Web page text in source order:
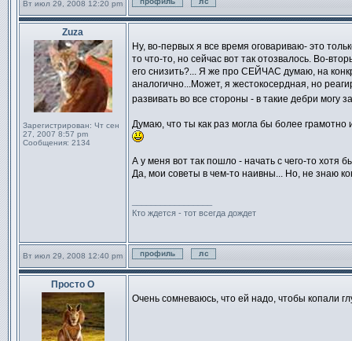
Вт июл 29, 2008 12:20 pm
Профиль
Отправить личное
Zuza
Зарегистрирован: Чт сен
27, 2007 8:57 pm
Сообщения: 2134
Ну, во-первых я все время оговариваю- это
то что-то, но сейчас вот так отозвалось. Во-
его снизить?... Я же про СЕЙЧАС думаю, на
аналогично...Может, я жестокосердная, но
развивать во все стороны - в такие дебри могу
Думаю, что ты как раз могла бы более грамотно
А у меня вот так пошло - начать с чего-то хотя
Да, мои советы в чем-то наивны... Но, не знаю
Кто ждется - тот всегда дождет
Вт июл 29, 2008 12:40 pm
Профиль
Отправить личное
Просто О
Очень сомневаюсь, что ей надо, чтобы копали